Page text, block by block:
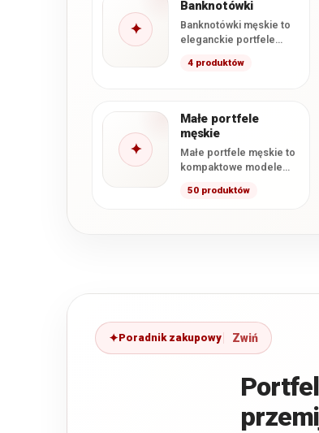
✦
Banknotówki
Banknotówki męskie to
eleganckie portfele
o wygodnym
najważniejszych
dokumentów.…
4 produktów
✦
Małe portfele
męskie
Małe portfele męskie to
kompaktowe modele
które chcą wygodnie
50 produktów
Poradnik zakupowy